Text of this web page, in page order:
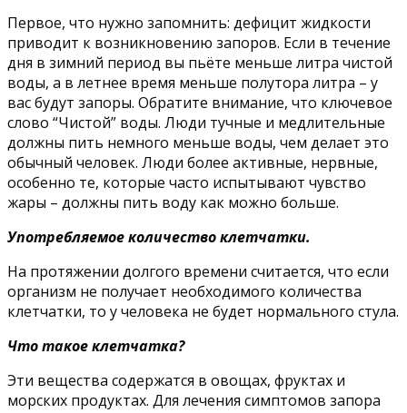
Первое, что нужно запомнить: дефицит жидкости
приводит к возникновению запоров. Если в течение
дня в зимний период вы пьёте меньше литра чистой
воды, а в летнее время меньше полутора литра – у
вас будут запоры. Обратите внимание, что ключевое
слово “Чистой” воды. Люди тучные и медлительные
должны пить немного меньше воды, чем делает это
обычный человек. Люди более активные, нервные,
особенно те, которые часто испытывают чувство
жары – должны пить воду как можно больше.
Употребляемое количество клетчатки.
На протяжении долгого времени считается, что если
организм не получает необходимого количества
клетчатки, то у человека не будет нормального стула.
Что такое клетчатка?
Эти вещества содержатся в овощах, фруктах и
морских продуктах. Для лечения симптомов запора